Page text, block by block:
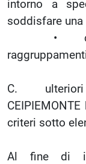
intorno a
soddisfare
•
C. ulteriori
criteri sotto
Al fine di